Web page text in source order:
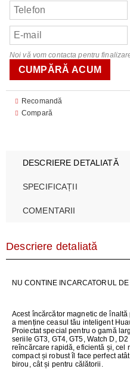
Noi vă vom contacta pentru
Recomandă
Compară
DESCRIERE DETALIATĂ
SPECIFICAȚII
COMENTARII
Descriere detaliată
NU CONTINE INCARCATORUL
Acest încărcător magnetic de
a menține ceasul tău inteligent
Proiectat special pentru o gamă
seriile GT3, GT4, GT5, Watch D,
reîncărcare rapidă, eficientă și, cel
compact și robust îl face perfect
birou, cât și pentru călătorii.